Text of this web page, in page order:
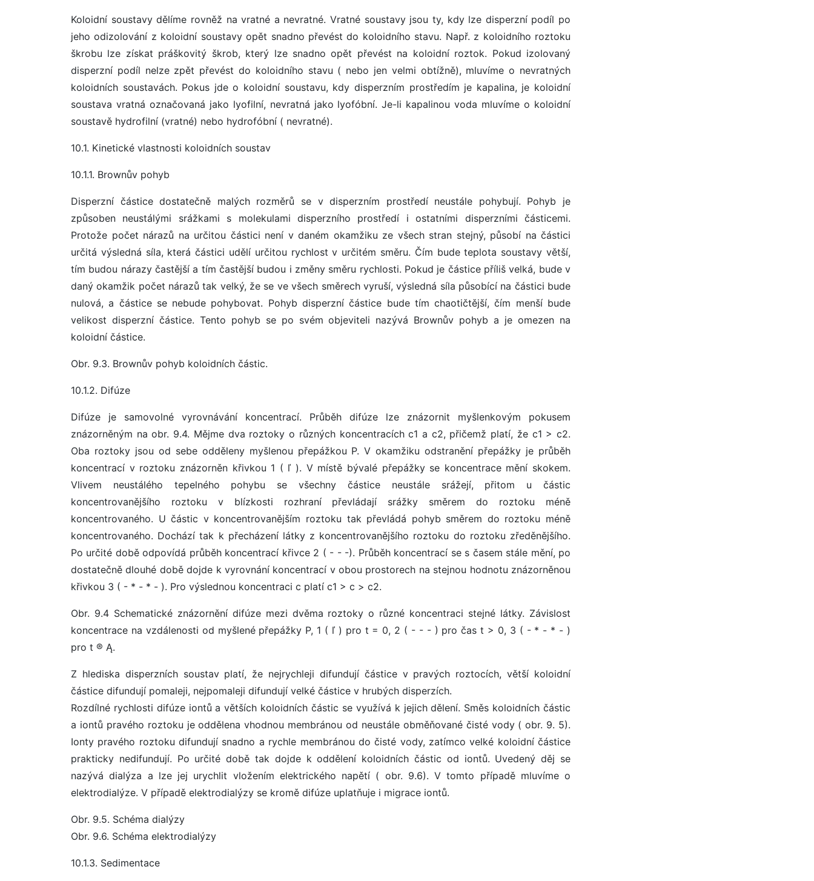
Koloidní soustavy dělíme rovněž na vratné a nevratné. Vratné soustavy jsou ty, kdy lze disperzní podíl po
jeho odizolování z koloidní soustavy opět snadno převést do koloidního stavu. Např. z koloidního roztoku
škrobu lze získat práškovitý škrob, který lze snadno opět převést na koloidní roztok. Pokud izolovaný
disperzní podíl nelze zpět převést do koloidního stavu ( nebo jen velmi obtížně), mluvíme o nevratných
koloidních soustavách. Pokus jde o koloidní soustavu, kdy disperzním prostředím je kapalina, je koloidní
soustava vratná označovaná jako lyofilní, nevratná jako lyofóbní. Je-li kapalinou voda mluvíme o koloidní
soustavě hydrofilní (vratné) nebo hydrofóbní ( nevratné).
10.1. Kinetické vlastnosti koloidních soustav
10.1.1. Brownův pohyb
Disperzní částice dostatečně malých rozměrů se v disperzním prostředí neustále pohybují. Pohyb je
způsoben neustálými srážkami s molekulami disperzního prostředí i ostatními disperzními částicemi.
Protože počet nárazů na určitou částici není v daném okamžiku ze všech stran stejný, působí na částici
určitá výsledná síla, která částici udělí určitou rychlost v určitém směru. Čím bude teplota soustavy větší,
tím budou nárazy častější a tím častější budou i změny směru rychlosti. Pokud je částice příliš velká, bude v
daný okamžik počet nárazů tak velký, že se ve všech směrech vyruší, výsledná síla působící na částici bude
nulová, a částice se nebude pohybovat. Pohyb disperzní částice bude tím chaotičtější, čím menší bude
velikost disperzní částice. Tento pohyb se po svém objeviteli nazývá Brownův pohyb a je omezen na
koloidní částice.
Obr. 9.3. Brownův pohyb koloidních částic.
10.1.2. Difúze
Difúze je samovolné vyrovnávání koncentrací. Průběh difúze lze znázornit myšlenkovým pokusem
znázorněným na obr. 9.4. Mějme dva roztoky o různých koncentracích c1 a c2, přičemž platí, že c1 > c2.
Oba roztoky jsou od sebe odděleny myšlenou přepážkou P. V okamžiku odstranění přepážky je průběh
koncentrací v roztoku znázorněn křivkou 1 ( ľ ). V místě bývalé přepážky se koncentrace mění skokem.
Vlivem neustálého tepelného pohybu se všechny částice neustále srážejí, přitom u částic
koncentrovanějšího roztoku v blízkosti rozhraní převládají srážky směrem do roztoku méně
koncentrovaného. U částic v koncentrovanějším roztoku tak převládá pohyb směrem do roztoku méně
koncentrovaného. Dochází tak k přecházení látky z koncentrovanějšího roztoku do roztoku zředěnějšího.
Po určité době odpovídá průběh koncentrací křivce 2 ( - - -). Průběh koncentrací se s časem stále mění, po
dostatečně dlouhé době dojde k vyrovnání koncentrací v obou prostorech na stejnou hodnotu znázorněnou
křivkou 3 ( - * - * - ). Pro výslednou koncentraci c platí c1 > c > c2.
Obr. 9.4 Schematické znázornění difúze mezi dvěma roztoky o různé koncentraci stejné látky. Závislost
koncentrace na vzdálenosti od myšlené přepážky P, 1 ( ľ ) pro t = 0, 2 ( - - - ) pro čas t > 0, 3 ( - * - * - )
pro t ® Ą.
Z hlediska disperzních soustav platí, že nejrychleji difundují částice v pravých roztocích, větší koloidní
částice difundují pomaleji, nejpomaleji difundují velké částice v hrubých disperzích.
Rozdílné rychlosti difúze iontů a větších koloidních částic se využívá k jejich dělení. Směs koloidních částic
a iontů pravého roztoku je oddělena vhodnou membránou od neustále obměňované čisté vody ( obr. 9. 5).
Ionty pravého roztoku difundují snadno a rychle membránou do čisté vody, zatímco velké koloidní částice
prakticky nedifundují. Po určité době tak dojde k oddělení koloidních částic od iontů. Uvedený děj se
nazývá dialýza a lze jej urychlit vložením elektrického napětí ( obr. 9.6). V tomto případě mluvíme o
elektrodialýze. V případě elektrodialýzy se kromě difúze uplatňuje i migrace iontů.
Obr. 9.5. Schéma dialýzy
Obr. 9.6. Schéma elektrodialýzy
10.1.3. Sedimentace